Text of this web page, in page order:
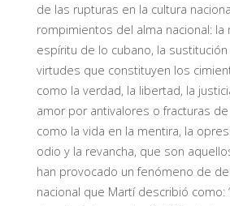
de las rupturas en la cultura
rompimientos del alma nacional: la
espíritu de lo cubano, la
virtudes que constituyen los
como la verdad, la libertad, la
amor por antivalores o fracturas de
como la vida en la mentira, la
odio y la revancha, que son
han provocado un fenómeno de
nacional que Martí describió como: